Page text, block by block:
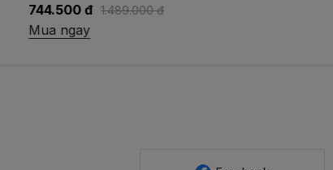
744.500 đ 1.489.000 đ
Mua ngay